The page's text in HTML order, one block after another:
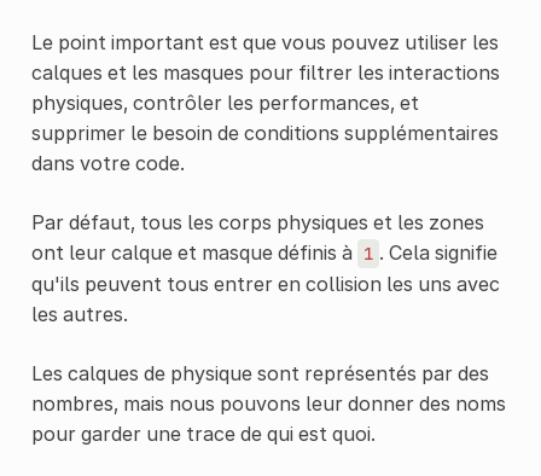
Le point important est que vous pouvez utiliser les
calques et les masques pour filtrer les interactions
physiques, contrôler les performances, et
supprimer le besoin de conditions supplémentaires
dans votre code.
Par défaut, tous les corps physiques et les zones
ont leur calque et masque définis à
1 . Cela signifie
qu'ils peuvent tous entrer en collision les uns avec
les autres.
Les calques de physique sont représentés par des
nombres, mais nous pouvons leur donner des noms
pour garder une trace de qui est quoi.